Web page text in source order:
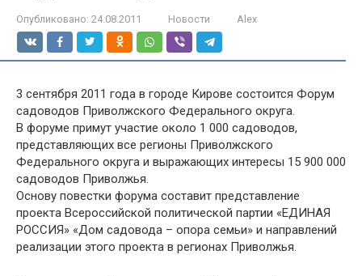
Опубликовано: 24.08.2011 Новости Alex
3 сентября 2011 года в городе Кирове состоится Форум
садоводов Приволжского Федерального округа.
В форуме примут участие около 1 000 садоводов,
представляющих все регионы Приволжского
Федерального округа и выражающих интересы 15 900 000
садоводов Приволжья.
Основу повестки форума составит представление
проекта Всероссийской политической партии «ЕДИНАЯ
РОССИЯ» «Дом садовода – опора семьи» и направлений
реализации этого проекта в регионах Приволжья.